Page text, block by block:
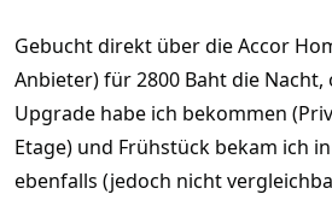
Gebucht direkt über die Accor
Anbieter) für 2800 Baht die Nacht,
Upgrade habe ich bekommen
Etage) und Frühstück bekam ich
ebenfalls (jedoch nicht